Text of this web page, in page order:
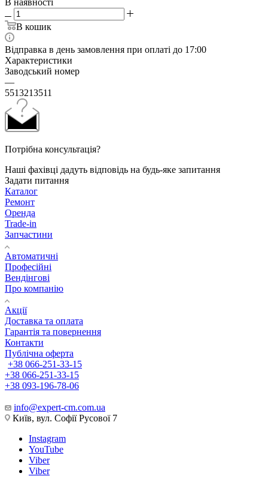
В кошик
Відправка в день замовлення при оплаті до 17:00
Характеристики
Заводський номер
—
5513213511
Потрібна консультація?
Наші фахівці дадуть відповідь на будь-яке запитання
Задати питання
Каталог
Ремонт
Оренда
Trade-in
Запчастини
Автоматичні
Професійні
Вендінгові
Про компанію
Акції
Доставка та оплата
Гарантія та повернення
Контакти
Публічна оферта
+38 066-251-33-15
+38 066-251-33-15
+38 093-196-78-06
info@expert-cm.com.ua
Київ, вул. Софії Русової 7
Instagram
YouTube
Viber
Viber